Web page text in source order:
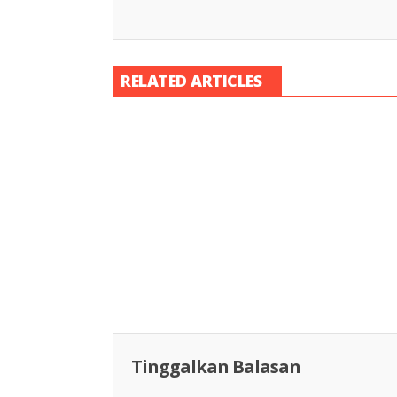
RELATED ARTICLES
Tinggalkan Balasan